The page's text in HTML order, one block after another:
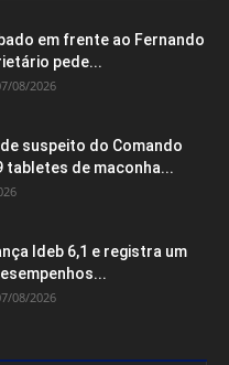
em frente ao Fernando
pede...
08/2026
suspeito do Comando
tabletes de maconha...
Ideb 6,1 e registra um
08/2026